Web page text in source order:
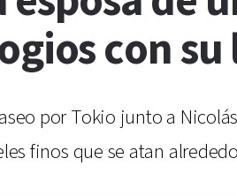
con
por Tokio junto a
finos que se atan